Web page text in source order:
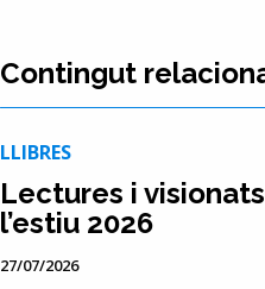
Contingut
LLIBRES
Lectures i
l’estiu 2026
27/07/2026